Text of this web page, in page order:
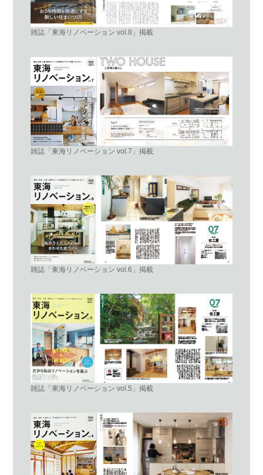
雑誌「東海リノベーション vol.8」掲載
雑誌「東海リノベーション vol.7」掲載
雑誌「東海リノベーション vol.6」掲載
雑誌「東海リノベーション vol.5」掲載